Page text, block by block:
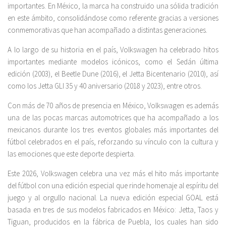
importantes. En México, la marca ha construido una sólida tradición
en este ámbito, consolidándose como referente gracias a versiones
conmemorativas que han acompañado a distintas generaciones.
A lo largo de su historia en el país, Volkswagen ha celebrado hitos
importantes mediante modelos icónicos, como el Sedán última
edición (2003), el Beetle Dune (2016), el Jetta Bicentenario (2010), así
como los Jetta GLI 35 y 40 aniversario (2018 y 2023), entre otros.
Con más de 70 años de presencia en México, Volkswagen es además
una de las pocas marcas automotrices que ha acompañado a los
mexicanos durante los tres eventos globales más importantes del
fútbol celebrados en el país, reforzando su vínculo con la cultura y
las emociones que este deporte despierta.
Este 2026, Volkswagen celebra una vez más el hito más importante
del fútbol con una edición especial que rinde homenaje al espíritu del
juego y al orgullo nacional. La nueva edición especial GOAL está
basada en tres de sus modelos fabricados en México: Jetta, Taos y
Tiguan, producidos en la fábrica de Puebla, los cuales han sido